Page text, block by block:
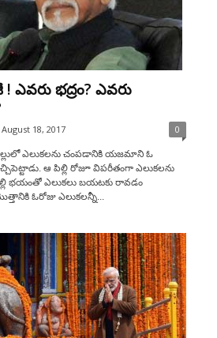
ఎవరు భద్రం? ఎవరు
August 18, 2017 0
ఎలుకలను చంపడానికి యజమాని ఓ
ఆ పిల్లి రోజూ విపరీతంగా ఎలుకలను
భయంతో ఎలుకలు బయటకు రావడం
ఓరోజు ఎలుకలన్నీ...